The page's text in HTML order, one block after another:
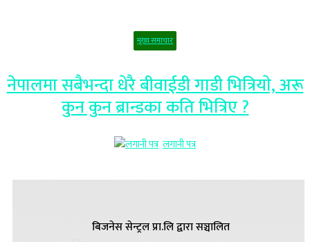
मूख्य समाचार
नेपालमा सबैभन्दा धेरै बीवाईडी गाडी भित्रियाे, अरू
कुन कुन ब्रान्डका कति भित्रिए ?
लगानी पत्र
बिजनेस सेन्ट्रल प्रा.लि द्वारा सञ्चालित